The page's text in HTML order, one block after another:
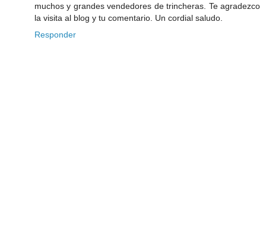
muchos y grandes vendedores de trincheras. Te agradezco
la visita al blog y tu comentario. Un cordial saludo.
Responder